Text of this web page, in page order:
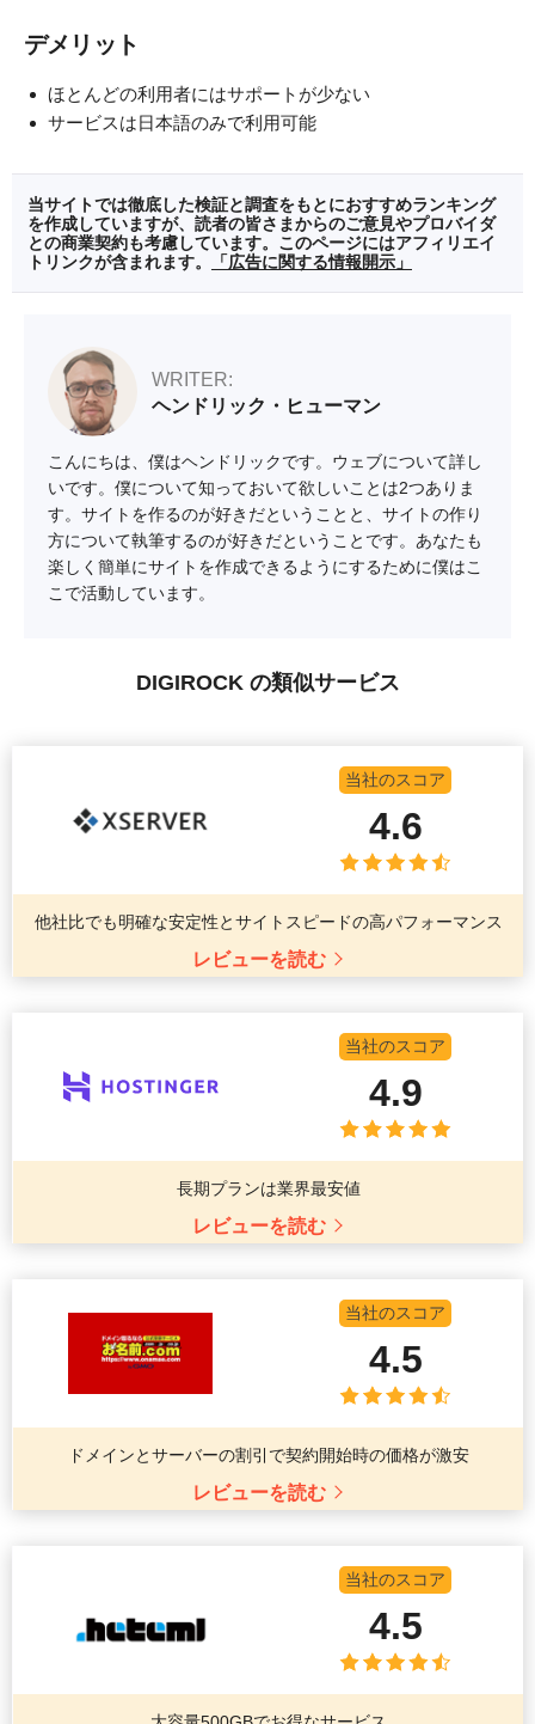
デメリット
ほとんどの利用者にはサポートが少ない
サービスは日本語のみで利用可能
当サイトでは徹底した検証と調査をもとにおすすめランキング
を作成していますが、読者の皆さまからのご意見やプロバイダ
との商業契約も考慮しています。このページにはアフィリエイ
トリンクが含まれます。
「広告に関する情報開示」
WRITER:
ヘンドリック・ヒューマン
こんにちは、僕はヘンドリックです。ウェブについて詳し
いです。僕について知っておいて欲しいことは2つありま
す。サイトを作るのが好きだということと、サイトの作り
方について執筆するのが好きだということです。あなたも
楽しく簡単にサイトを作成できるようにするために僕はこ
こで活動しています。
DIGIROCK の類似サービス
当社のスコア
4.6
他社比でも明確な安定性とサイトスピードの高パフォーマンス
レビューを読む
当社のスコア
4.9
長期プランは業界最安値
レビューを読む
当社のスコア
4.5
ドメインとサーバーの割引で契約開始時の価格が激安
レビューを読む
当社のスコア
4.5